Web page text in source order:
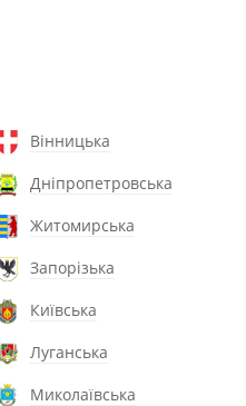
Вінницька
Дніпропетровська
Житомирська
Запорізька
Київська
Луганська
Миколаївська